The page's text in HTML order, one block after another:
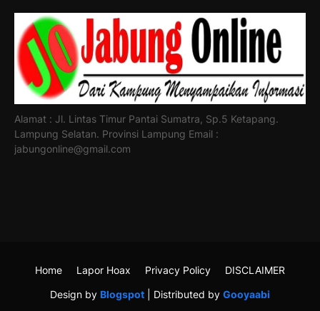
Alamat : Jl. Lintas Timur Pantai Sumatra, Sp.5 Ketapang.
Lampung Selatan. Provinsi Lampung Email :
jabungonline@gmail.com
Design by Blogspot | Distributed by Gooyaabi
Home Lapor Hoax Privacy Policy DISCLAIMER